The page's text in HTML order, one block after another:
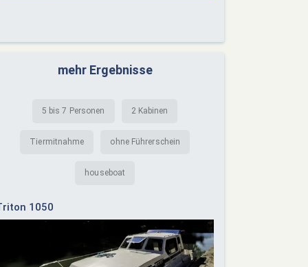
mehr Ergebnisse
5 bis 7 Personen 2 Kabinen
Tiermitnahme ohne Führerschein
houseboat
1050